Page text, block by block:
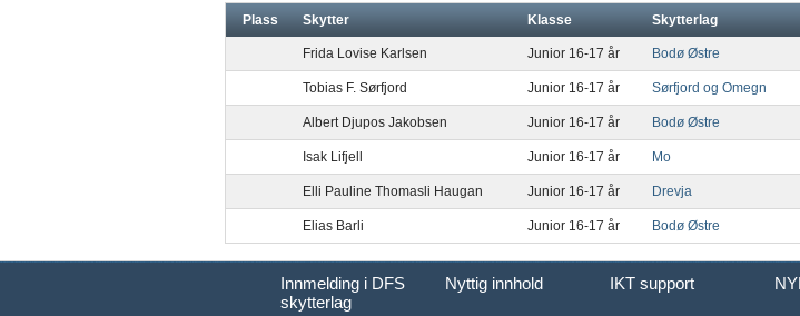
Plass Skytter Klasse Skytterlag
Frida Lovise Karlsen Junior 16-17 år Bodø Østre
Tobias F. Sørfjord Junior 16-17 år Sørfjord og Omegn
Albert Djupos Jakobsen Junior 16-17 år Bodø Østre
Isak Lifjell Junior 16-17 år Mo
Elli Pauline Thomasli Haugan Junior 16-17 år Drevja
Elias Barli Junior 16-17 år Bodø Østre
Innmelding i DFS
skytterlag
Nyttig innhold IKT support